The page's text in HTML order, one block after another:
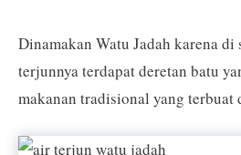
Dinamakan Watu Jadah karena
terjunnya terdapat deretan batu
makanan tradisional yang terbuat